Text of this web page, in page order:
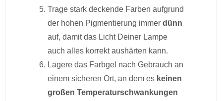
Trage stark deckende Farben aufgrund
der hohen Pigmentierung immer dünn
auf, damit das Licht Deiner Lampe
auch alles korrekt aushärten kann.
Lagere das Farbgel nach Gebrauch an
einem sicheren Ort, an dem es keinen
großen Temperaturschwankungen